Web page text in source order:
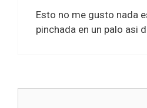
Esto no me gusto nada
pinchada en un palo asi